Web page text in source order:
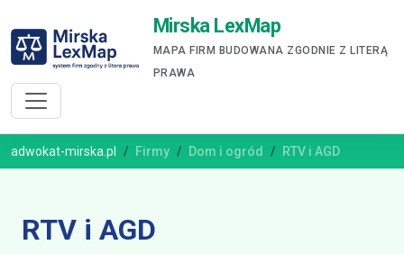
Mirska LexMap
MAPA FIRM BUDOWANA ZGODNIE Z LITERĄ
PRAWA
adwokat-mirska.pl Firmy Dom i ogród RTV i AGD
RTV i AGD